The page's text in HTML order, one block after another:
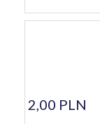
2,00 PLN